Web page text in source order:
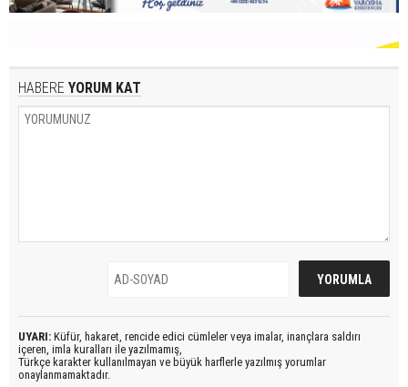
HABERE YORUM KAT
UYARI: Küfür, hakaret, rencide edici cümleler veya imalar, inançlara saldırı
içeren, imla kuralları ile yazılmamış,
Türkçe karakter kullanılmayan ve büyük harflerle yazılmış yorumlar
onaylanmamaktadır.